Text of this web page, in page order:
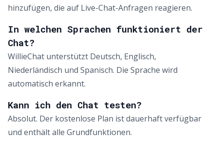
hinzufügen, die auf Live-Chat-Anfragen reagieren.
In welchen Sprachen funktioniert der
Chat?
WillieChat unterstützt Deutsch, Englisch,
Niederländisch und Spanisch. Die Sprache wird
automatisch erkannt.
Kann ich den Chat testen?
Absolut. Der kostenlose Plan ist dauerhaft verfügbar
und enthält alle Grundfunktionen.